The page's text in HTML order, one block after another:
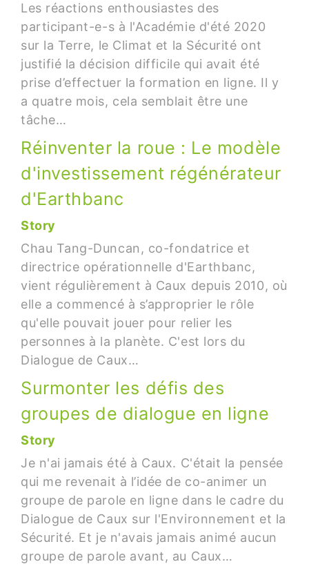
Les réactions enthousiastes des
participant-e-s à l'Académie d'été 2020
sur la Terre, le Climat et la Sécurité ont
justifié la décision difficile qui avait été
prise d’effectuer la formation en ligne. Il y
a quatre mois, cela semblait être une
tâche…
Réinventer la roue : Le modèle
d'investissement régénérateur
d'Earthbanc
Story
Chau Tang-Duncan, co-fondatrice et
directrice opérationnelle d'Earthbanc,
vient régulièrement à Caux depuis 2010, où
elle a commencé à s’approprier le rôle
qu'elle pouvait jouer pour relier les
personnes à la planète. C'est lors du
Dialogue de Caux…
Surmonter les défis des
groupes de dialogue en ligne
Story
Je n'ai jamais été à Caux. C'était la pensée
qui me revenait à l’idée de co-animer un
groupe de parole en ligne dans le cadre du
Dialogue de Caux sur l'Environnement et la
Sécurité. Et je n'avais jamais animé aucun
groupe de parole avant, au Caux…